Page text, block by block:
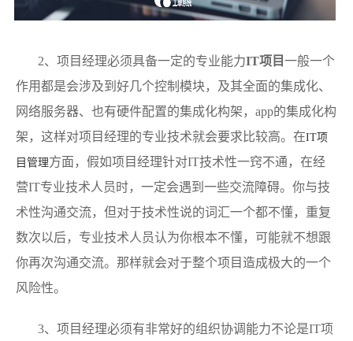
2、项目经理必须具备一定的专业能力IT项目 一般一个
作用都是会涉及到好几个控制模块，及其全面的集成化、
网络服务器、也有硬件配置的集成化构架，app的集成化构
架，这样对项目经理的专业技术就会要求比较高。在IT项
目管理方面，假如项目经理针对IT技术性一窍不通，在经
营IT专业技术人员时，一定会遇到一些交流障碍。你与技
术性沟通交流，但对于技术性说的词汇一个都不懂，重复
数次以后，专业技术人员认为你根本不懂，可能就不想跟
你再次沟通交流。那样就会对于整个项目造成极大的一个
风险性。
3、项目经理必须有非常好的组织协调能力不论是IT项